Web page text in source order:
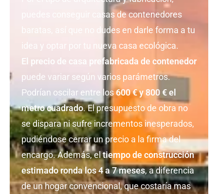
puedes conseguir casas de contenedores
baratas, así que no dudes en darle forma a tu
idea y optar por tu nueva casa ecológica.
El precio de casa prefabricada de contenedor
puede variar según varios parámetros.
Podrían oscilar entre los600 € y 800 € el
metro cuadrado. El presupuesto de obra no
se dispara ni sufre incrementos inesperados,
pudiéndose cerrar un precio a la firma del
encargo. Además, eltiempo de construcción
estimado ronda los 4 a 7 meses, a diferencia
de un hogar convencional, que costaría mas